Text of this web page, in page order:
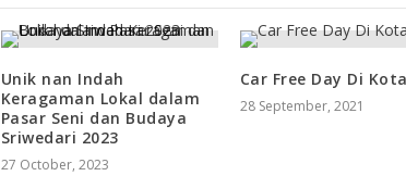
Unik nan Indah
Keragaman Lokal dalam
Pasar Seni dan Budaya
Sriwedari 2023
27 October, 2023
Car Free Day Di
28 September, 2021